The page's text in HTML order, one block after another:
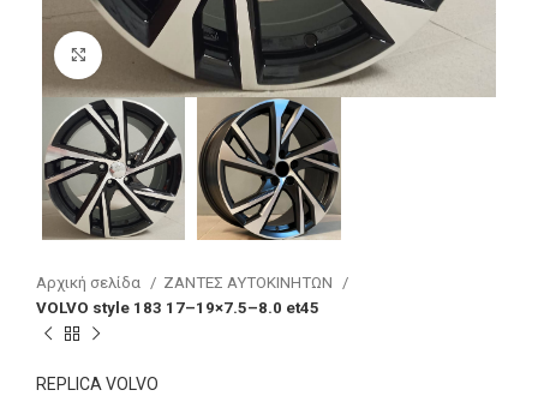
Click to enlarge
Αρχική σελίδα
ΖΑΝΤΕΣ ΑΥΤΟΚΙΝΗΤΩΝ
VOLVO style 183 17–19×7.5–8.0 et45
REPLICA VOLVO